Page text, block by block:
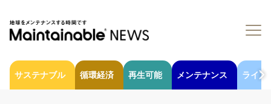
サステナブル 循環経済 再生可能 メンテナンス ライフ